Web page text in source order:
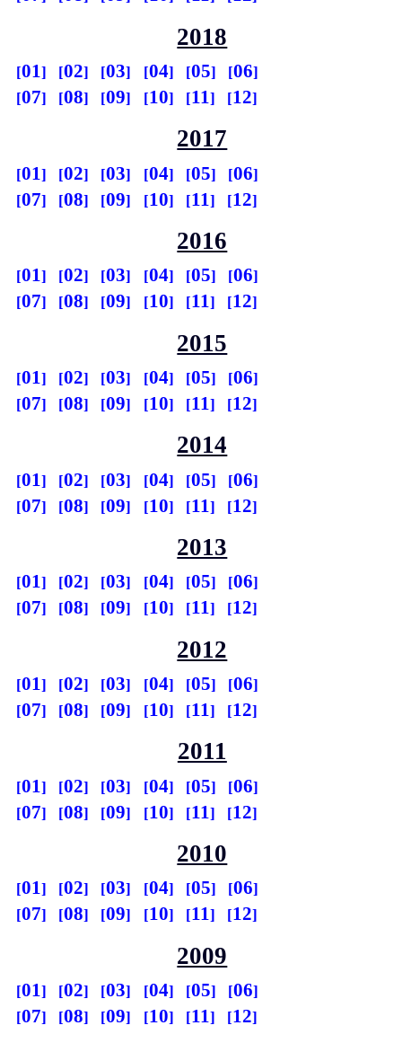
2018
01 02 03 04 05
06
07
08 09 10 11 12
2017
01 02 03 04 05
06
07
08 09 10 11 12
2016
01 02 03 04 05
06
07
08 09 10 11 12
2015
01 02 03 04 05
06
07
08 09 10 11 12
2014
01 02 03 04 05
06
07
08 09 10 11 12
2013
01 02 03 04 05
06
07
08 09 10 11 12
2012
01 02 03 04 05
06
07
08 09 10 11 12
2011
01 02 03 04 05
06
07
08 09 10 11 12
2010
01 02 03 04 05
06
07
08 09 10 11 12
2009
01 02 03 04 05
06
07
08 09 10 11 12